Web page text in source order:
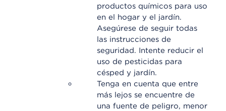
productos químicos para uso
en el hogar y el jardín.
Asegúrese de seguir todas
las instrucciones de
seguridad. Intente reducir el
uso de pesticidas para
césped y jardín.
Tenga en cuenta que entre
más lejos se encuentre de
una fuente de peligro, menor